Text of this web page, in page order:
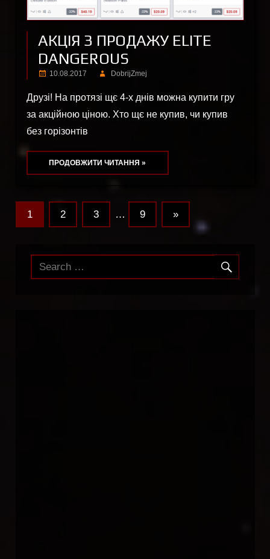
АКЦІЯ З ПРОДАЖУ ELITE
DANGEROUS
10.08.2017 DobrijZmej
Друзі! На протязі щє 4-х днів можна купити гру
за акційною ціною. Хто щє не купив, чи купив
без горізонтів
ПРОДОВЖИТИ ЧИТАННЯ »
Навігація
записів
1 2 3 … 9
Next
Posts
»